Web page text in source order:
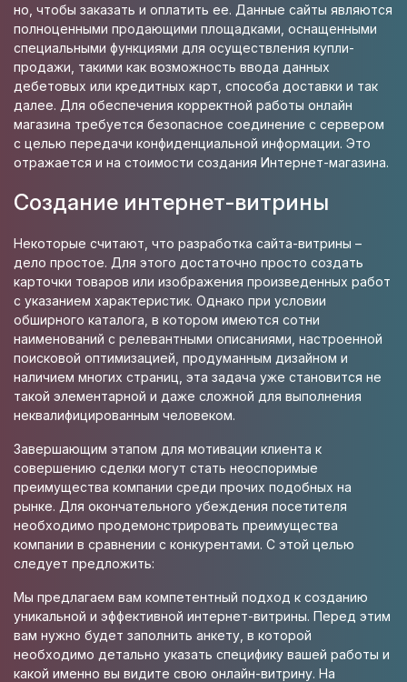
но, чтобы заказать и оплатить ее. Данные сайты являются
полноценными продающими площадками, оснащенными
специальными функциями для осуществления купли-
продажи, такими как возможность ввода данных
дебетовых или кредитных карт, способа доставки и так
далее. Для обеспечения корректной работы онлайн
магазина требуется безопасное соединение с сервером
с целью передачи конфиденциальной информации. Это
отражается и на стоимости создания Интернет-магазина.
Создание интернет-витрины
Некоторые считают, что разработка сайта-витрины –
дело простое. Для этого достаточно просто создать
карточки товаров или изображения произведенных работ
с указанием характеристик. Однако при условии
обширного каталога, в котором имеются сотни
наименований с релевантными описаниями, настроенной
поисковой оптимизацией, продуманным дизайном и
наличием многих страниц, эта задача уже становится не
такой элементарной и даже сложной для выполнения
неквалифицированным человеком.
Завершающим этапом для мотивации клиента к
совершению сделки могут стать неоспоримые
преимущества компании среди прочих подобных на
рынке. Для окончательного убеждения посетителя
необходимо продемонстрировать преимущества
компании в сравнении с конкурентами. С этой целью
следует предложить:
Мы предлагаем вам компетентный подход к созданию
уникальной и эффективной интернет-витрины. Перед этим
вам нужно будет заполнить анкету, в которой
необходимо детально указать специфику вашей работы и
какой именно вы видите свою онлайн-витрину. На